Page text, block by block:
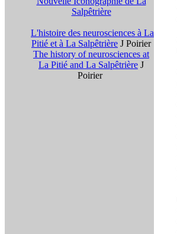
Salpêtrière
L'histoire des neurosciences à La
Pitié et à La Salpêtrière J Poirier
The history of neurosciences at
La Pitié and La Salpêtrière J
Poirier